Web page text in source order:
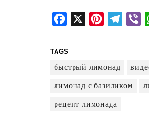
Facebook
X Pinterest
TAGS
быстрый лимонад
лимонад с базиликом
рецепт лимонада